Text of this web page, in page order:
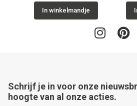
In winkelmandje
Schrijf je in voor onze
hoogte van al onze acties.